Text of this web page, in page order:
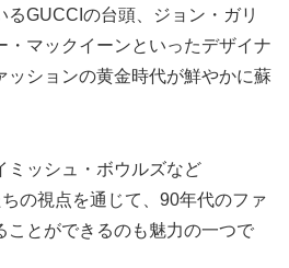
GUCCIの台頭、ジョン・ガリ
・マックイーンといったデザイナ
ッションの黄金時代が鮮やかに蘇
ミッシュ・ボウルズなど
の視点を通じて、90年代のファ
ことができるのも魅力の一つで